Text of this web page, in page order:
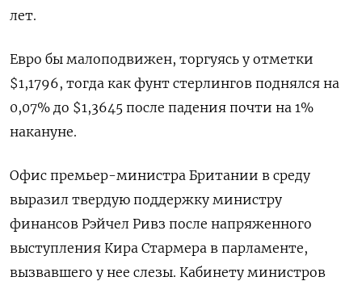
лет.
Евро бы малоподвижен, торгуясь у отметки
$1,1796​, тогда как фунт стерлингов поднялся на
0,07% до $1,3645 после падения почти на 1%
накануне.
Офис премьер-министра Британии в среду
выразил твердую поддержку министру
финансов Рэйчел Ривз после напряженного
выступления Кира Стармера в парламенте,
вызвавшего у нее слезы. Кабинету министров